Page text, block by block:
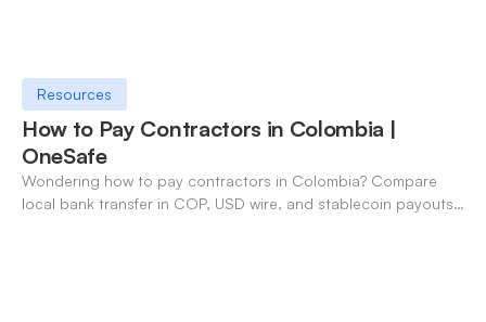
Resources
How to Pay Contractors in Colombia |
OneSafe
Wondering how to pay contractors in Colombia? Compare
local bank transfer in COP, USD wire, and stablecoin payouts.